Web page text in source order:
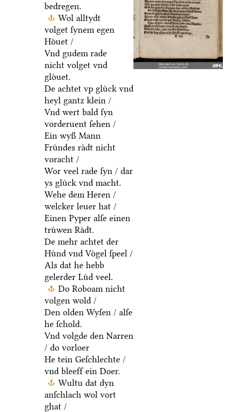
bedregen.
Wol alltydt
volget ſynem egen
Hoͤuet /
Vnd gudem rade
nicht volget vnd
gloͤuet.
De achtet vp gluͤck vnd
heyl gantz klein /
Vnd wert bald ſyn
vorderuent ſehen /
Ein wyß Mann
Fruͤndes raͤdt nicht
voracht /
Wor veel rade ſyn / dar
ys gluͤck vnd macht.
Wehe dem Heren /
welcker leuer hat /
Einen Pyper alſe einen
truͤwen Raͤdt.
De mehr achtet der
Huͤnd vnd Voͤgel ſpeel /
Als dat he hebb
gelerder Luͤd veel.
Do Roboam nicht
volgen wold /
Den olden Wyſen / alſe
he ſchold.
Vnd volgde den Narren
/ do vorloer
He tein Geſchlechte /
vnd bleeff ein Doer.
Wultu dat dyn
anſchlach wol vort
ghat /